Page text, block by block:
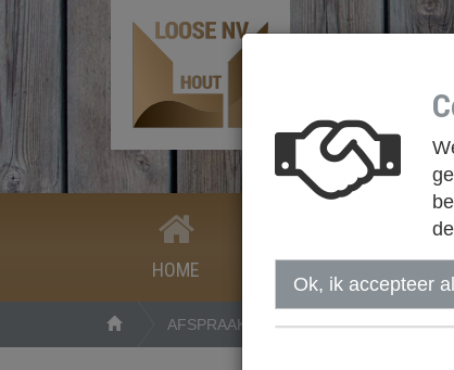
HOME
AFSPRAAK MAKEN
Ok, ik accepteer